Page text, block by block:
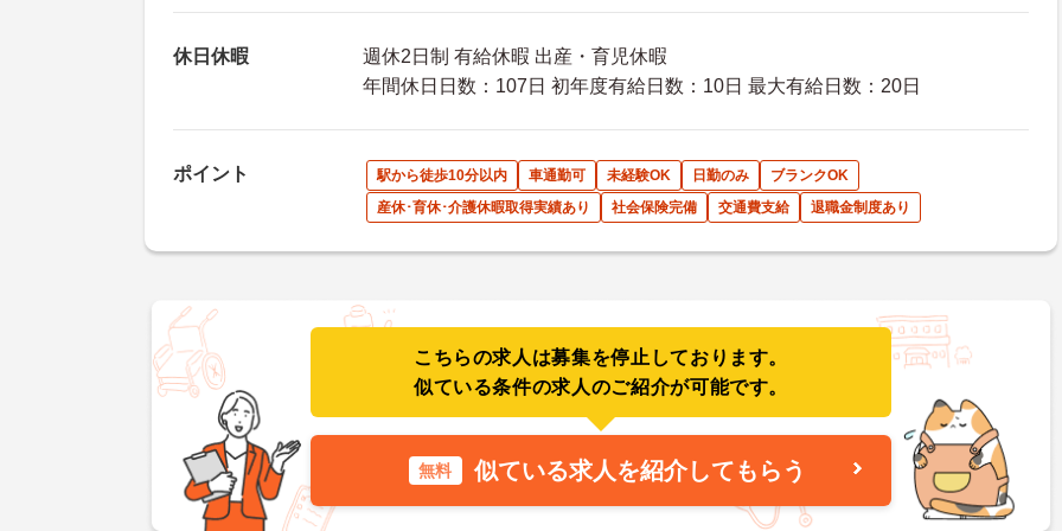
休日休暇
週休2日制 有給休暇 出産・育児休暇
年間休日日数：107日 初年度有給日数：10日 最大有給日数：20日
ポイント 駅から徒歩10分以内 車通勤可 未経験OK 日勤のみ
ブランクOK
産休･育休･介護休暇取得実績あり
社会保険完備 交通費支給 退職金制度あり
こちらの求人は募集を停止しております。
似ている条件の求人のご紹介が可能です。
無料 似ている求人を紹介してもらう